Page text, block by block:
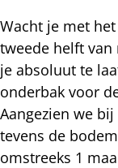
Wacht je met
tweede helft
je absoluut te
onderbak voor
Aangezien we
tevens de
omstreeks 1